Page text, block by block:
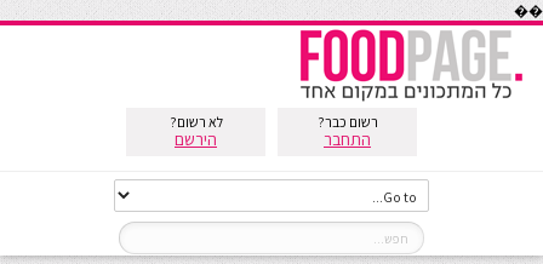
��
רשום כבר?
התחבר
לא רשום?
הירשם